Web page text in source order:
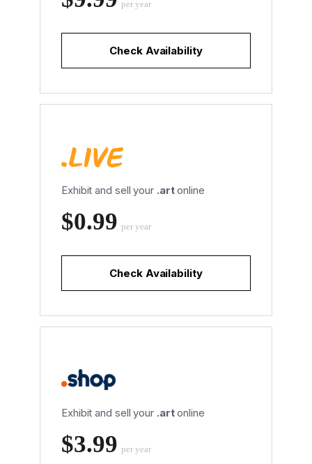
per year
Check Availability
Exhibit and sell your .artonline
‪$0.99 per year
Check Availability
Exhibit and sell your .artonline
‪$3.99 per year